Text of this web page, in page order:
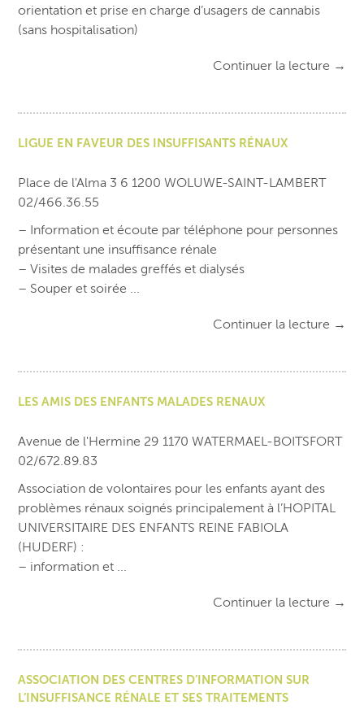
orientation et prise en charge d’usagers de cannabis
(sans hospitalisation)
Continuer la lecture →
LIGUE EN FAVEUR DES INSUFFISANTS RÉNAUX
Place de l'Alma 3 6 1200 WOLUWE-SAINT-LAMBERT
02/466.36.55
– Information et écoute par téléphone pour personnes
présentant une insuffisance rénale
– Visites de malades greffés et dialysés
– Souper et soirée ...
Continuer la lecture →
LES AMIS DES ENFANTS MALADES RENAUX
Avenue de l'Hermine 29 1170 WATERMAEL-BOITSFORT
02/672.89.83
Association de volontaires pour les enfants ayant des
problèmes rénaux soignés principalement à l’HOPITAL
UNIVERSITAIRE DES ENFANTS REINE FABIOLA
(HUDERF) :
– information et ...
Continuer la lecture →
ASSOCIATION DES CENTRES D’INFORMATION SUR
L’INSUFFISANCE RÉNALE ET SES TRAITEMENTS